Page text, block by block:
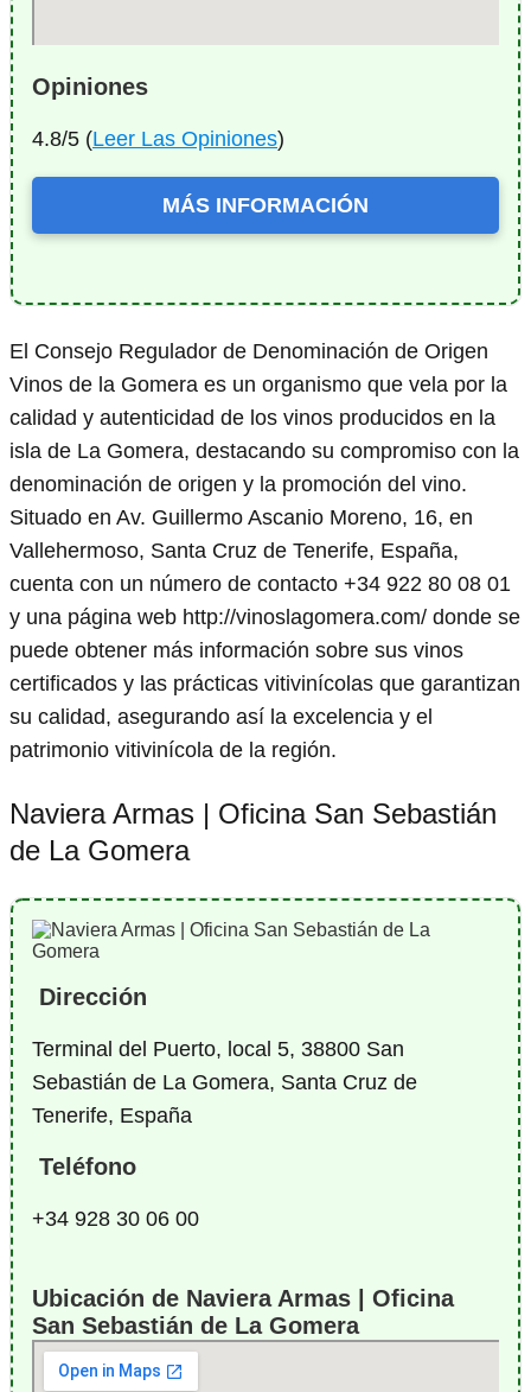
Opiniones
4.8/5 (Leer Las Opiniones)
MÁS INFORMACIÓN
El Consejo Regulador de Denominación de Origen
Vinos de la Gomera es un organismo que vela por la
calidad y autenticidad de los vinos producidos en la
isla de La Gomera, destacando su compromiso con la
denominación de origen y la promoción del vino.
Situado en Av. Guillermo Ascanio Moreno, 16, en
Vallehermoso, Santa Cruz de Tenerife, España,
cuenta con un número de contacto +34 922 80 08 01
y una página web http://vinoslagomera.com/ donde se
puede obtener más información sobre sus vinos
certificados y las prácticas vitivinícolas que garantizan
su calidad, asegurando así la excelencia y el
patrimonio vitivinícola de la región.
Naviera Armas | Oficina San Sebastián
de La Gomera
Dirección
Terminal del Puerto, local 5, 38800 San
Sebastián de La Gomera, Santa Cruz de
Tenerife, España
Teléfono
+34 928 30 06 00
Ubicación de Naviera Armas | Oficina
San Sebastián de La Gomera